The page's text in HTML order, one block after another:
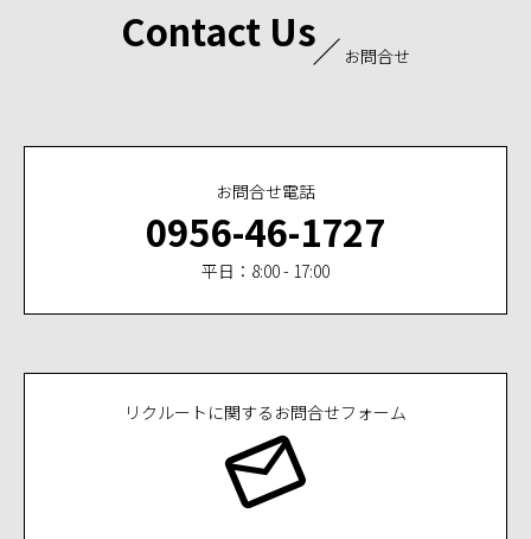
Contact Us お問合せ
お問合せ電話
0956-46-1727
平日：8:00 - 17:00
リクルートに関するお問合せフォーム